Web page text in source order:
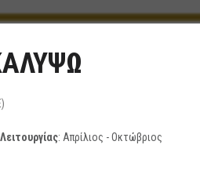
: Απρίλιος - Οκτώβριος